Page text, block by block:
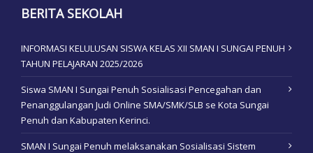
BERITA SEKOLAH
INFORMASI KELULUSAN SISWA KELAS XII SMAN I SUNGAI PENUH
TAHUN PELAJARAN 2025/2026
Siswa SMAN I Sungai Penuh Sosialisasi Pencegahan dan
Penanggulangan Judi Online SMA/SMK/SLB se Kota Sungai
Penuh dan Kabupaten Kerinci.
SMAN I Sungai Penuh melaksanakan Sosialisasi Sistem